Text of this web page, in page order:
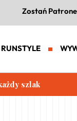
Zostań
RUNSTYLE
szlak